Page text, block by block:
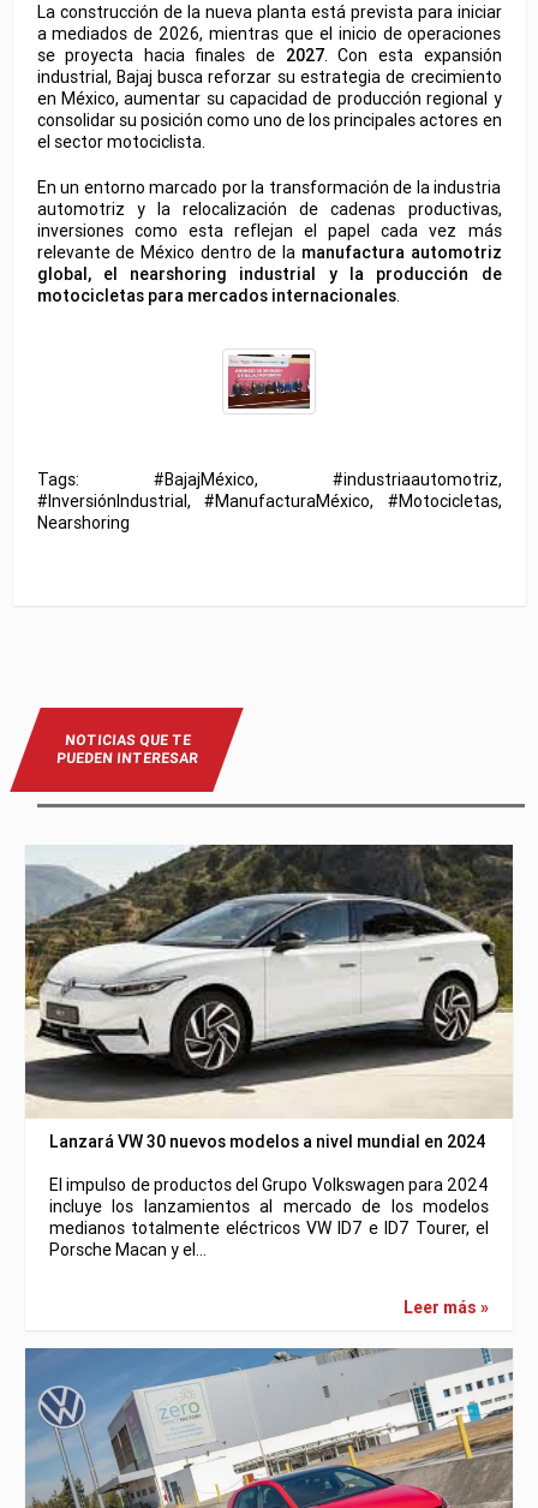
La construcción de la nueva planta está prevista para iniciar
a mediados de 2026, mientras que el inicio de operaciones
se proyecta hacia finales de 2027. Con esta expansión
industrial, Bajaj busca reforzar su estrategia de crecimiento
en México, aumentar su capacidad de producción regional y
consolidar su posición como uno de los principales actores en
el sector motociclista.
En un entorno marcado por la transformación de la industria
automotriz y la relocalización de cadenas productivas,
inversiones como esta reflejan el papel cada vez más
relevante de México dentro de la manufactura automotriz
global, el nearshoring industrial y la producción de
motocicletas para mercados internacionales.
Tags: #BajajMéxico, #industriaautomotriz,
#InversiónIndustrial, #ManufacturaMéxico, #Motocicletas,
Nearshoring
NOTICIAS QUE TE
PUEDEN INTERESAR
Lanzará VW 30 nuevos modelos a nivel mundial en 2024
El impulso de productos del Grupo Volkswagen para 2024
incluye los lanzamientos al mercado de los modelos
medianos totalmente eléctricos VW ID7 e ID7 Tourer, el
Porsche Macan y el…
Leer más »